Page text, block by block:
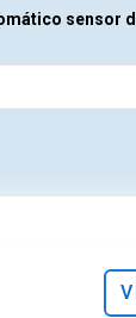
sensor